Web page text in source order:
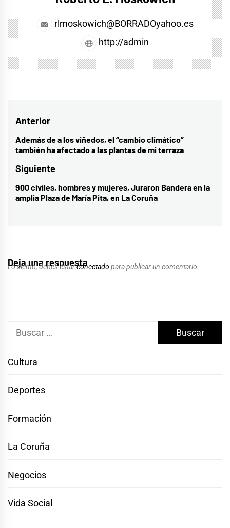
rlmoskowich@BORRADOyahoo.es
http://admin
Navegación
de
Anterior
Entrada
anterior:
Además de a los viñedos, el “cambio climático”
también ha afectado a las plantas de mi terraza
Siguiente
Entrada
siguiente:
900 civiles, hombres y mujeres, Juraron Bandera en la
amplia Plaza de María Pita, en La Coruña
Deja una respuesta
Lo siento, debes estarconectado para publicar un comentario.
Buscar:
Cultura
Deportes
Formación
La Coruña
Negocios
Vida Social